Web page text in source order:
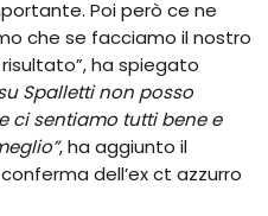
Poi però ce ne
che se facciamo il nostro
ha spiegato
Spalletti non posso
ci sentiamo tutti bene e
, ha aggiunto il
dell’ex ct azzurro